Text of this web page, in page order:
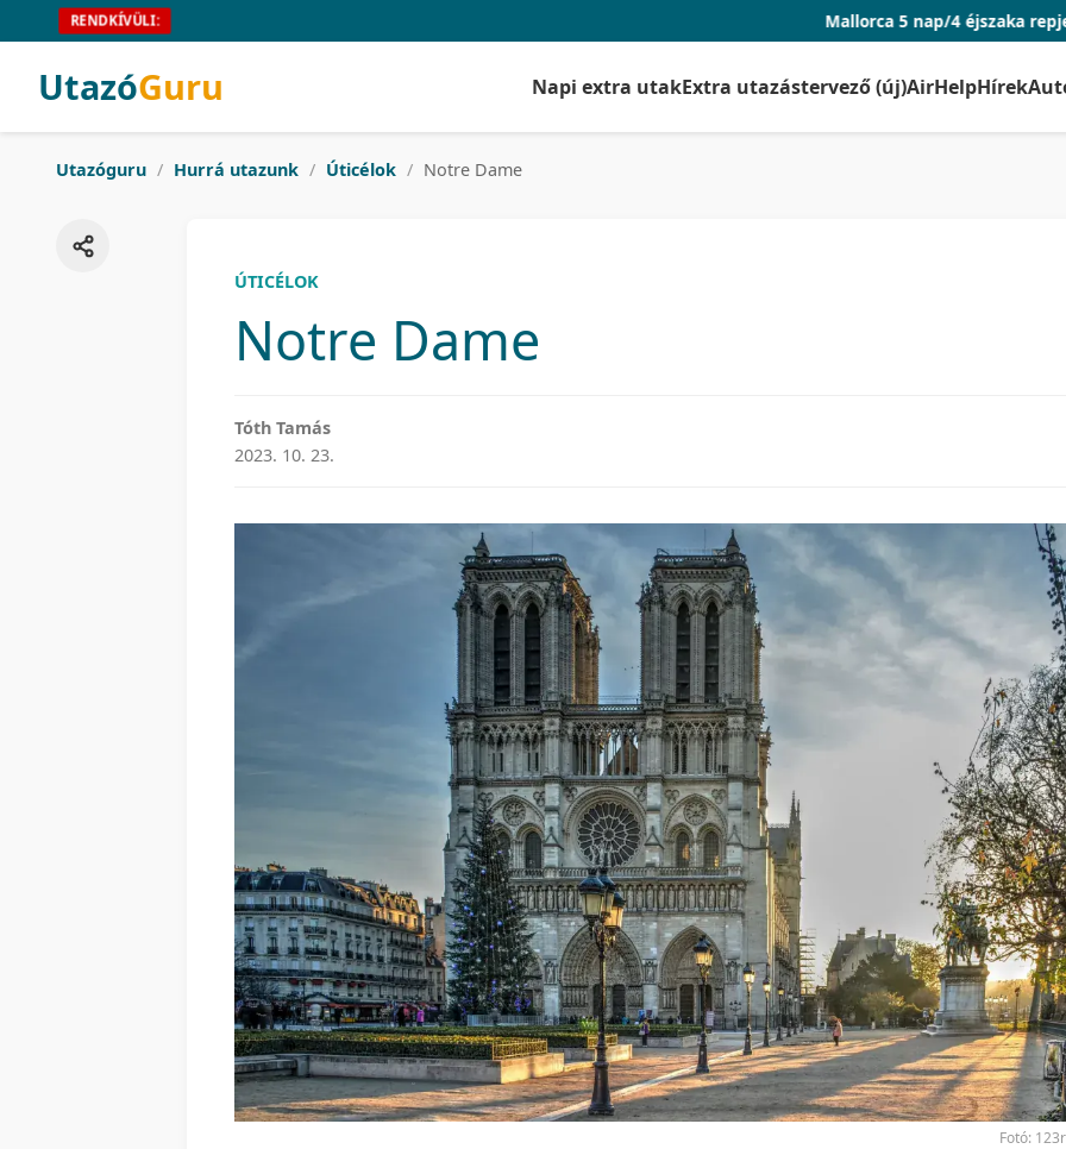
RENDKÍVÜLI: Mallorca 5 nap/4 éjszaka repjeggyel és
UtazóGuru Napi extra utakExtra utazástervező (új)AirHelpHírek
Utazóguru / Hurrá utazunk / Úticélok / Notre Dame
ÚTICÉLOK
Notre Dame
Tóth Tamás
2023. 10. 23.
Fotó: